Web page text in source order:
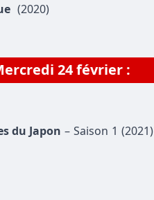
(2020)
24 février :
du Japon – Saison 1 (2021)